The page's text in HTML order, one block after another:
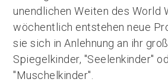
unendlichen Weiten des World
wöchentlich entstehen neue
sie sich in Anlehnung an ihr
Spiegelkinder, "Seelenkinder"
"Muschelkinder".